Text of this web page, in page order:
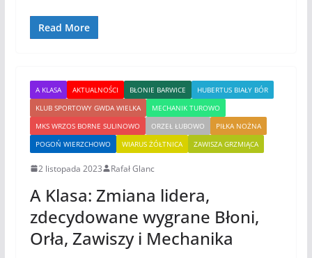
Read More
A KLASA AKTUALNOŚCI BŁONIE BARWICE
HUBERTUS BIAŁY BÓR
KLUB SPORTOWY GWDA WIELKA
MECHANIK TUROWO
MKS WRZOS BORNE SULINOWO
ORZEŁ ŁUBOWO
PIŁKA NOŻNA
POGOŃ WIERZCHOWO
WIARUS ŻÓŁTNICA ZAWISZA GRZMIĄCA
2 listopada 2023 Rafał Glanc
A Klasa: Zmiana lidera,
zdecydowane wygrane Błoni,
Orła, Zawiszy i Mechanika